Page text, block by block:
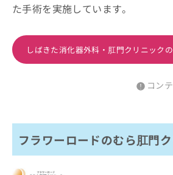
た手術を実施しています。
しばきた消化器外科・肛門クリニック
コン
フラワーロードのむら肛門